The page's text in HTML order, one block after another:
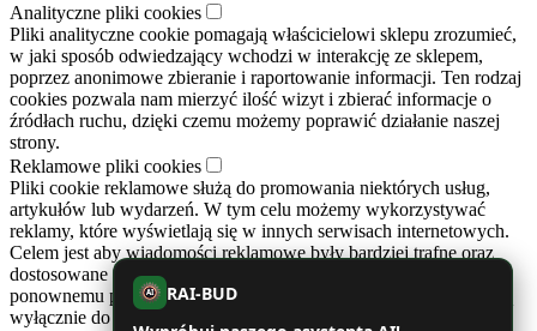
Analityczne pliki cookies
Pliki analityczne cookie pomagają właścicielowi sklepu zrozumieć,
w jaki sposób odwiedzający wchodzi w interakcję ze sklepem,
poprzez anonimowe zbieranie i raportowanie informacji. Ten rodzaj
cookies pozwala nam mierzyć ilość wizyt i zbierać informacje o
źródłach ruchu, dzięki czemu możemy poprawić działanie naszej
strony.
Reklamowe pliki cookies
Pliki cookie reklamowe służą do promowania niektórych usług,
artykułów lub wydarzeń. W tym celu możemy wykorzystywać
reklamy, które wyświetlają się w innych serwisach internetowych.
Celem jest aby wiadomości reklamowe były bardziej trafne oraz
dostosowane do Twoich preferencji. Cookies zapobiegają też
ponownemu pojawianiu się tych samych reklam. Reklamy te służą
wyłącznie do informowania o prowadzonych działaniach naszego
AI
RAI-BUD